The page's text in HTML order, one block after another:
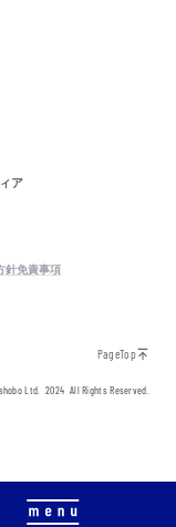
ア
針免責事項
PageTop
Ltd.2024 All Rights Reserved.